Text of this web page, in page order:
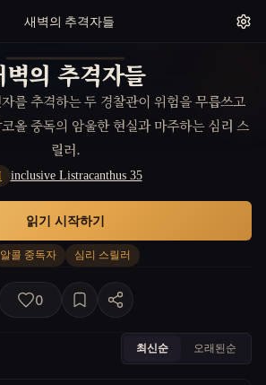
새벽의 추격자들
벽의 추격자들
를 추격하는 두 경찰관이 위험을 무릅쓰고
올 중독의 암울한 현실과 마주하는 심리 스
릴러.
inclusive Listracanthus 35
알콜 중독자 심리 스릴러
읽기 시작하기
0
최신순 오래된순